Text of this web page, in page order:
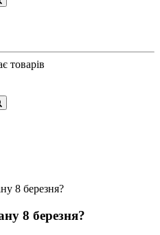
товарів
8 березня?
8 березня?